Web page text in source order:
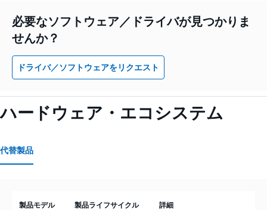
必要なソフトウェア／ドライバが見つかりま
せんか？
ドライバ／ソフトウェアをリクエスト
ハードウェア・エコシステム
代替製品
製品モデル 製品ライフサイクル 詳細